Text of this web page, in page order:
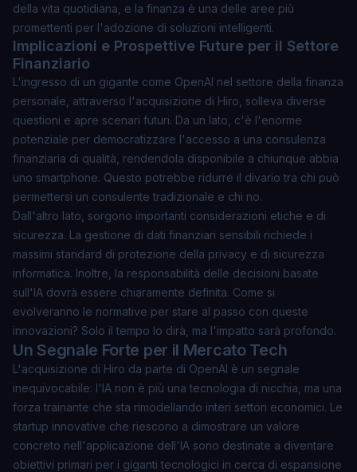
della vita quotidiana, e la finanza è una delle aree più
promettenti per l'adozione di soluzioni intelligenti.
Implicazioni e Prospettive Future per il Settore
Finanziario
L'ingresso di un gigante come OpenAI nel settore della finanza
personale, attraverso l'acquisizione di Hiro, solleva diverse
questioni e apre scenari futuri. Da un lato, c'è l'enorme
potenziale per democratizzare l'accesso a una consulenza
finanziaria di qualità, rendendola disponibile a chiunque abbia
uno smartphone. Questo potrebbe ridurre il divario tra chi può
permettersi un consulente tradizionale e chi no.
Dall'altro lato, sorgono importanti considerazioni etiche e di
sicurezza. La gestione di dati finanziari sensibili richiede i
massimi standard di protezione della privacy e di sicurezza
informatica. Inoltre, la responsabilità delle decisioni basate
sull'IA dovrà essere chiaramente definita. Come si
evolveranno le normative per stare al passo con queste
innovazioni? Solo il tempo lo dirà, ma l'impatto sarà profondo.
Un Segnale Forte per il Mercato Tech
L'acquisizione di Hiro da parte di OpenAI è un segnale
inequivocabile: l'IA non è più una tecnologia di nicchia, ma una
forza trainante che sta rimodellando interi settori economici. Le
startup innovative che riescono a dimostrare un valore
concreto nell'applicazione dell'IA sono destinate a diventare
obiettivi primari per i giganti tecnologici in cerca di espansione